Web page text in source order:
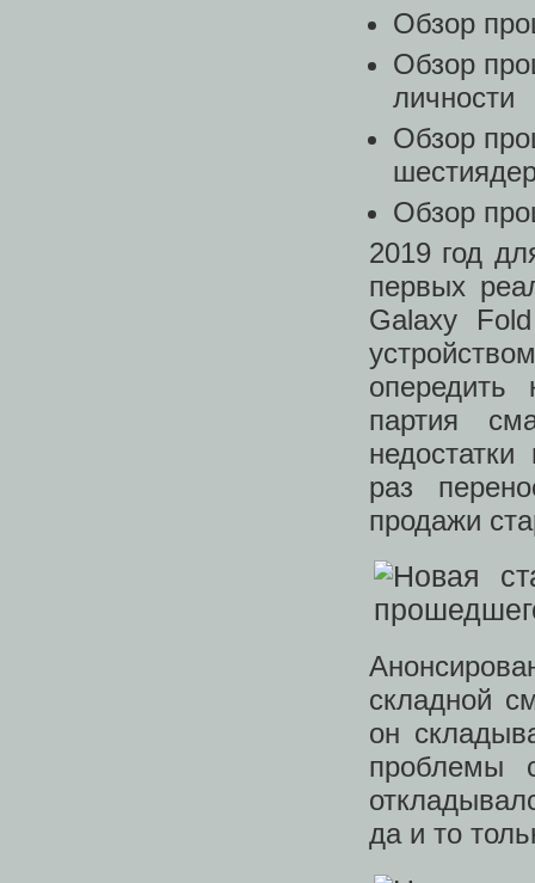
Обзор
Обзор
личности
Обзор
Обзор
2019 год
первых
Galaxy
опередить
партия
раз
продажи
складной
он
проблемы
да и то